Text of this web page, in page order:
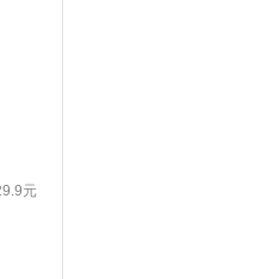
元